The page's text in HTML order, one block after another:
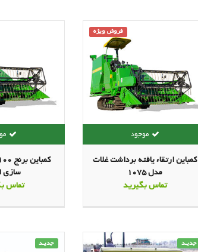
فروش ویژه
کمباین ارتقاء یافته برداشت غلات
مدل 1075
تماس بگیرید
سازی
تماس
جدیـد جدیـد